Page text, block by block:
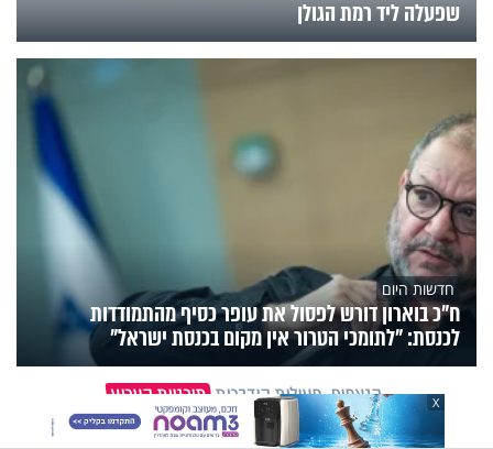
שפעלה ליד רמת הגולן
חדשות היום
ח״כ בוארון דורש לפסול את עופר כסיף מהתמודדות
לכנסת: "לתומכי הטרור אין מקום בכנסת ישראל"
הנצפיםפעילות הידברות תוכניות הערוץ X